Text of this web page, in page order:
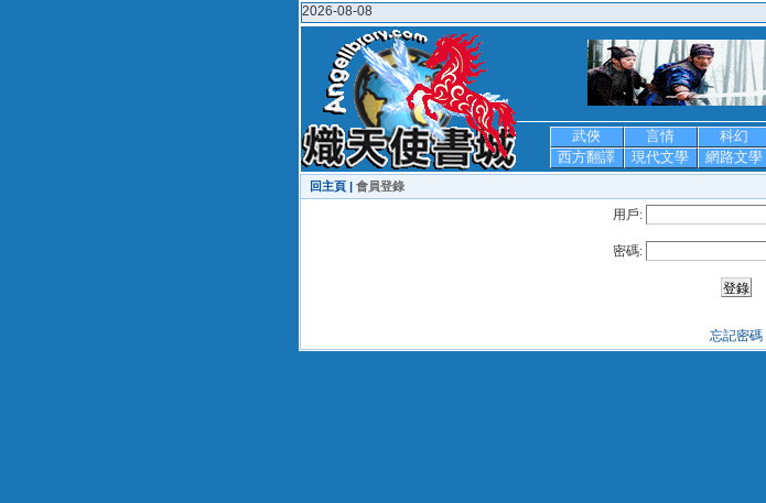
2026-08-08
武俠 言情 科幻
西方翻譯
現代文學 網路文學
回主頁 | 會員登錄
用戶:
密碼:
忘記密碼